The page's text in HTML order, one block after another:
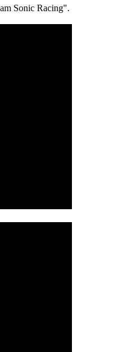
Sonic Racing".